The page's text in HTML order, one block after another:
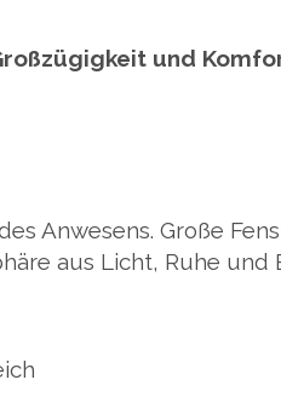
n
n
und
Anwesens. Große
aus Licht, Ruhe und